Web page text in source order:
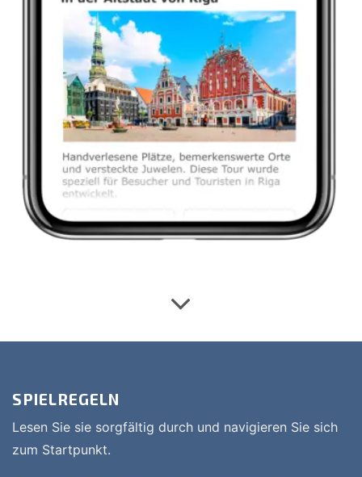
SPIELREGELN
Lesen Sie sie sorgfältig durch und navigieren Sie sich
zum Startpunkt.